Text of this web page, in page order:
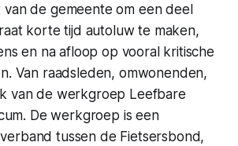
de gemeente om een deel
korte tijd autoluw te maken,
en na afloop op vooral kritische
Van raadsleden, omwonenden,
van de werkgroep Leefbare
De werkgroep is een
tussen de Fietsersbond,